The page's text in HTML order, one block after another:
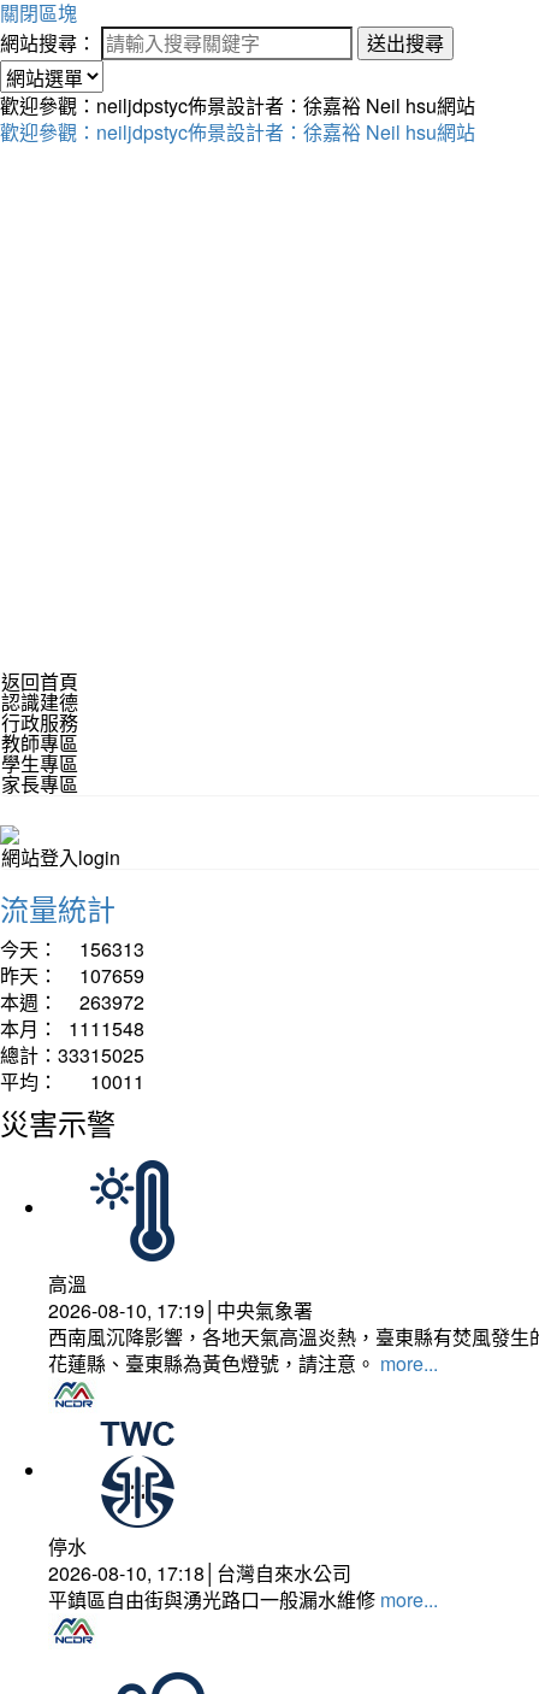
關閉區塊
網站搜尋：
送出搜尋
歡迎參觀：neiljdpstyc佈景設計者：徐嘉裕 Neil hsu網站
歡迎參觀：neiljdpstyc佈景設計者：徐嘉裕 Neil hsu網站
返回首頁
認識建德
行政服務
教師專區
學生專區
家長專區
網站登入login
流量統計
今天：
156313
昨天：
107659
本週：
263972
本月：
1111548
總計： 33315025
平均：
10011
災害示警
高溫
2026-08-10, 17:19│中央氣象署
西南風沉降影響，各地天氣高溫炎熱，臺東縣有焚風發
花蓮縣、臺東縣為黃色燈號，請注意。 more...
停水
2026-08-10, 17:18│台灣自來水公司
平鎮區自由街與湧光路口一般漏水維修 more...